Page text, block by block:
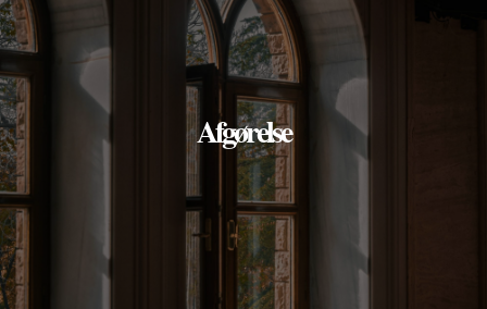
Afgørelse